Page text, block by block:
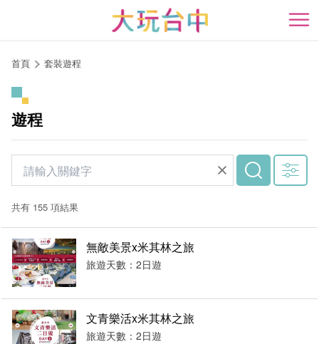
開
首頁 套裝遊程
遊程
共有 155 項結果
無敵美景x米其林之旅
旅遊天數：2日遊
文青樂活x米其林之旅
旅遊天數：2日遊